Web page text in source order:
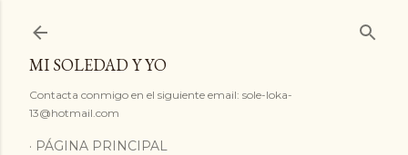
MI SOLEDAD Y YO
Contacta conmigo en el siguiente email: sole-loka-
13@hotmail.com
PÁGINA PRINCIPAL